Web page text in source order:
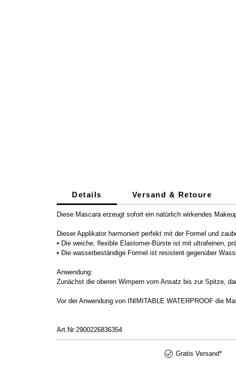
Details Versand & Retoure
Diese Mascara erzeugt sofort ein natürlich wirkendes
Dieser Applikator harmoniert perfekt mit der Formel und
• Die weiche, flexible Elastomer-Bürste ist mit ultrafeinen,
• Die wasserbeständige Formel ist resistent gegenüber
Anwendung:
Zunächst die oberen Wimpern vom Ansatz bis zur Spitze,
Vor der Anwendung von INIMITABLE WATERPROOF die
Art.Nr:2900226836354
Gratis Versand*